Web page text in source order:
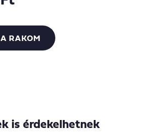
RAKOM
is érdekelhetnek